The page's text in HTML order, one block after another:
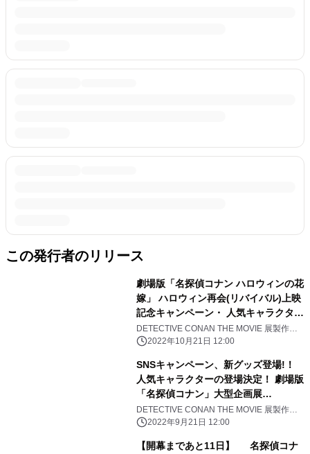
この発行者のリリース
劇場版「名探偵コナン ハロウィンの花
嫁」 ハロウィン再会(リバイバル)上映
記念キャンペーン・ 人気キャラクター
の登場決定！ 劇場版「名探偵コナン」
大型企画展 『DETECTIVE CONAN
ワール）～』
DETECTIVE CONAN THE MOVIE 展製作委
員会2022年10月21日 12:00
SNSキャンペーン、新グッズ登場!！
人気キャラクターの登場決定！ 劇場版
「名探偵コナン」大型企画展
『DETECTIVE CONAN THE MOVIE
展 ～銀幕の回顧録（メモワール）～』
DETECTIVE CONAN THE MOVIE 展製作委
員会2022年9月21日 12:00
【開幕まであと11日】 名探偵コナ